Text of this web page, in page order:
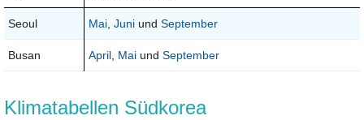
Seoul Mai, Juni und September
Busan April, Mai und September
Klimatabellen Südkorea